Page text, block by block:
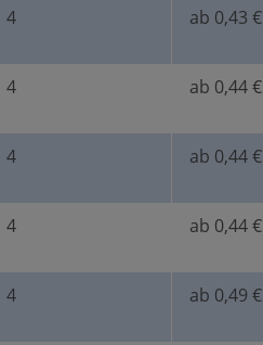
Felder sind Pflichtfelder.
4 ab 0,43 €
4 ab 0,44 €
4 ab 0,44 €
4 ab 0,44 €
4 ab 0,49 €